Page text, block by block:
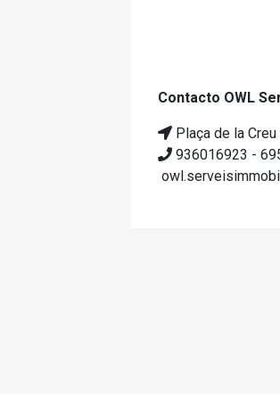
Contacto OWL
Plaça de la
936016923 -